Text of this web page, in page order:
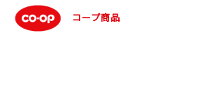
コープ商品